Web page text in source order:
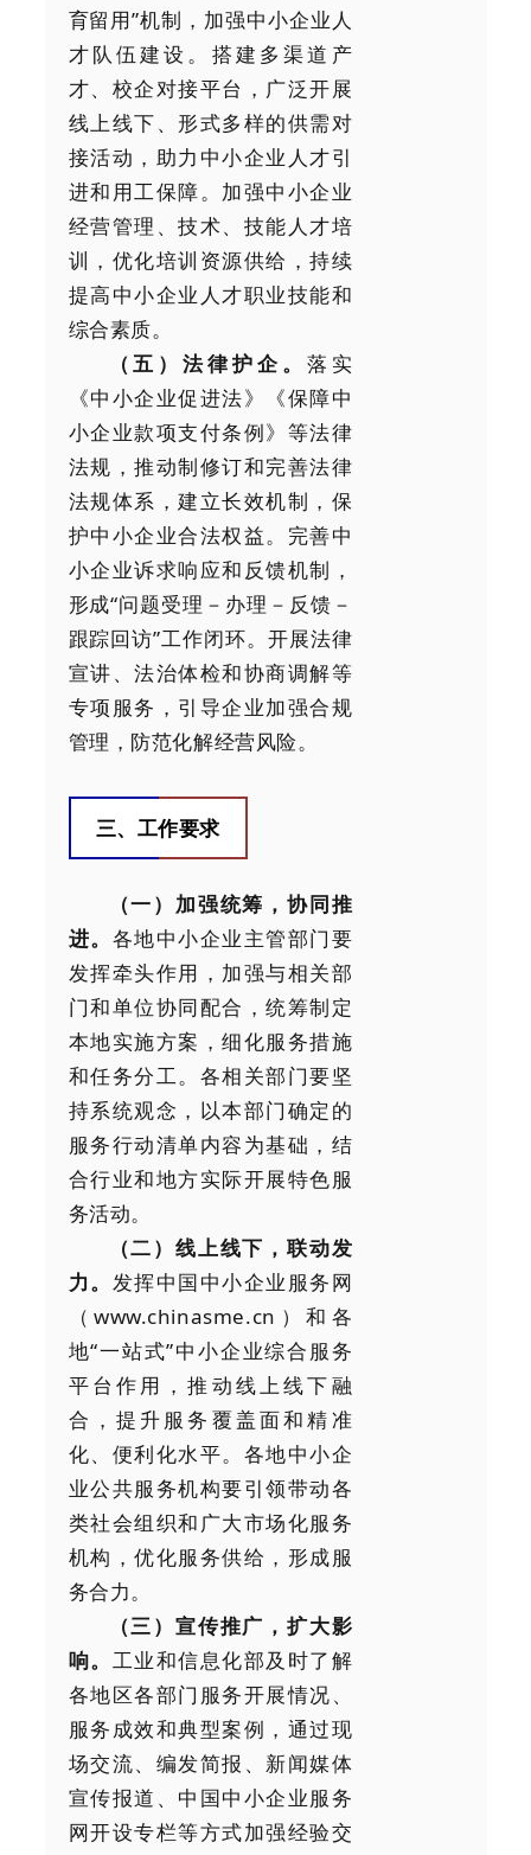
育留用”机制，加强中小企业人
才队伍建设。搭建多渠道产
才、校企对接平台，广泛开展
线上线下、形式多样的供需对
接活动，助力中小企业人才引
进和用工保障。加强中小企业
经营管理、技术、技能人才培
训，优化培训资源供给，持续
提高中小企业人才职业技能和
综合素质。
（五）法律护企。 落实
《中小企业促进法》《保障中
小企业款项支付条例》等法律
法规，推动制修订和完善法律
法规体系，建立长效机制，保
护中小企业合法权益。完善中
小企业诉求响应和反馈机制，
形成“问题受理－办理－反馈－
跟踪回访”工作闭环。开展法律
宣讲、法治体检和协商调解等
专项服务，引导企业加强合规
管理，防范化解经营风险。
三、工作要求
（一）加强统筹，协同推
进。 各地中小企业主管部门要
发挥牵头作用，加强与相关部
门和单位协同配合，统筹制定
本地实施方案，细化服务措施
和任务分工。各相关部门要坚
持系统观念，以本部门确定的
服务行动清单内容为基础，结
合行业和地方实际开展特色服
务活动。
（二）线上线下，联动发
力。 发挥中国中小企业服务网
（www.chinasme.cn）和各
地“一站式”中小企业综合服务
平台作用，推动线上线下融
合，提升服务覆盖面和精准
化、便利化水平。各地中小企
业公共服务机构要引领带动各
类社会组织和广大市场化服务
机构，优化服务供给，形成服
务合力。
（三）宣传推广，扩大影
响。 工业和信息化部及时了解
各地区各部门服务开展情况、
服务成效和典型案例，通过现
场交流、编发简报、新闻媒体
宣传报道、中国中小企业服务
网开设专栏等方式加强经验交